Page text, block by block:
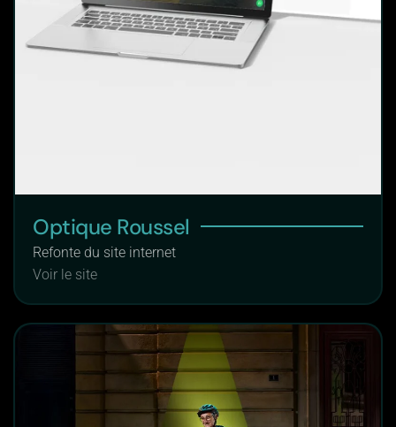
Optique Roussel
Refonte du site internet
Voir le site